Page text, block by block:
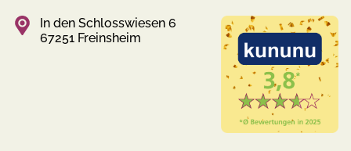
In den Schlosswiesen 6
67251 Freinsheim